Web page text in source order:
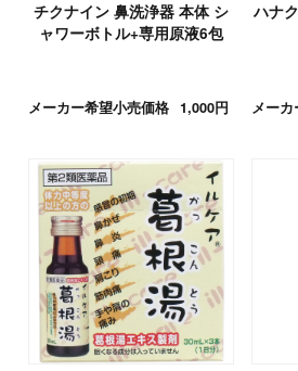
チクナイン 鼻洗浄器 本体 シ
ャワーボトル+専用原液6包
メーカー希望小売価格 1,000円
ハナ
メー